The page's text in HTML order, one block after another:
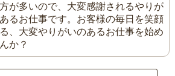
が多いので、大変感謝されるやりが
るお仕事です。お客様の毎日を笑顔
、大変やりがいのあるお仕事を始め
か？